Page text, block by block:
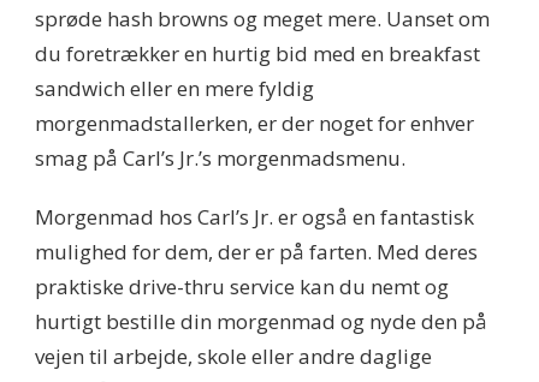
sprøde hash browns og meget mere. Uanset om
du foretrækker en hurtig bid med en breakfast
sandwich eller en mere fyldig
morgenmadstallerken, er der noget for enhver
smag på Carl’s Jr.’s morgenmadsmenu.
Morgenmad hos Carl’s Jr. er også en fantastisk
mulighed for dem, der er på farten. Med deres
praktiske drive-thru service kan du nemt og
hurtigt bestille din morgenmad og nyde den på
vejen til arbejde, skole eller andre daglige